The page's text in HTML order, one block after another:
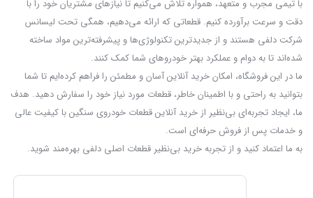
با تیمی مجرب و متعهد، همواره تلاش می‌کنیم تا نیازهای مشتریان خود را با
دقت و سرعت برآورده کنیم. قطعاتی که ارائه می‌دهیم، همگی تحت لیسانس
شرکت دلفی هستند و از جدیدترین تکنولوژی‌ها و پیشرفته‌ترین مواد ساخته
شده‌اند تا به دوام و عملکرد بهتر خودروهای شما کمک کنند.
ما در این فروشگاه، امکان خرید آنلاین آسان و مطمئن را فراهم کرده‌ایم تا شما
بتوانید به راحتی و با اطمینان خاطر، قطعات مورد نیاز خود را سفارش دهید. هدف
ما، ایجاد تجربه‌ای بی‌نظیر از خرید آنلاین قطعات خودروی سنگین با کیفیت عالی
و خدمات پس از فروش حرفه‌ای است.
به ما اعتماد کنید و از تجربه‌ خرید بی‌نظیر قطعات اصلی دلفی بهره‌مند شوید.